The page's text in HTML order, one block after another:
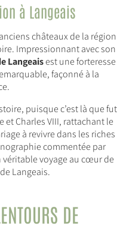
à Langeais
châteaux de la région
Impressionnant avec son
Langeaisest une forteresse
façonné à la
puisque c’est là que fut
et Charles VIII, rattachant le
à revivre dans les riches
commentée par
véritable voyage au cœur de
Langeais.
DE